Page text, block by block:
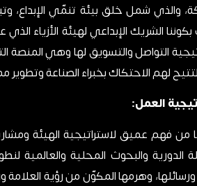
والذي شمل خلق بيئة تنمّي الإبداع،
الشريك الإبداعي لهيئة الأزياء
التواصل والتسويق لها وهي المنصة
لهم الاحتكاك بخبراء الصناعة وتطوير
العمل:
الدورية والبحوث المحلية والعالمية
وهرمها المكوّن من رؤية